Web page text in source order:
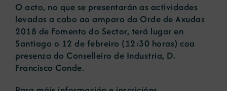
O acto, no que se presentarán as actividades
levadas a cabo ao amparo da Orde de Axudas
2018 de Fomento do Sector, terá lugar en
Santiago o 12 de febreiro (12:30 horas) coa
presenza do Conselleiro de Industria, D.
Francisco Conde.